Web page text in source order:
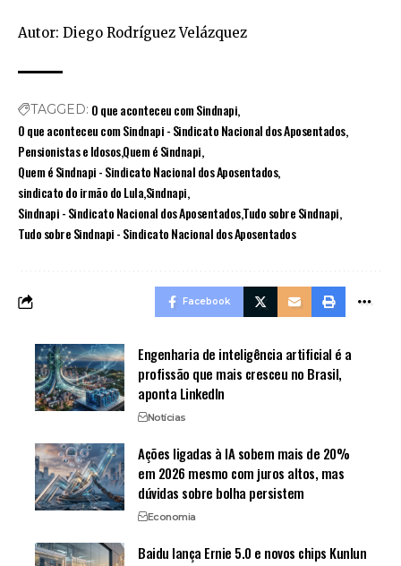
Autor: Diego Rodríguez Velázquez
TAGGED: O que aconteceu com Sindnapi
O que aconteceu com Sindnapi - Sindicato Nacional dos Aposentados
Pensionistas e IdososQuem é Sindnapi
Quem é Sindnapi - Sindicato Nacional dos Aposentados
sindicato do irmão do LulaSindnapi
Sindnapi - Sindicato Nacional dos AposentadosTudo sobre Sindnapi
Tudo sobre Sindnapi - Sindicato Nacional dos Aposentados
Facebook
Engenharia de inteligência artificial é a
profissão que mais cresceu no Brasil,
aponta LinkedIn
Notícias
Ações ligadas à IA sobem mais de 20%
em 2026 mesmo com juros altos, mas
dúvidas sobre bolha persistem
Economia
Baidu lança Ernie 5.0 e novos chips Kunlun